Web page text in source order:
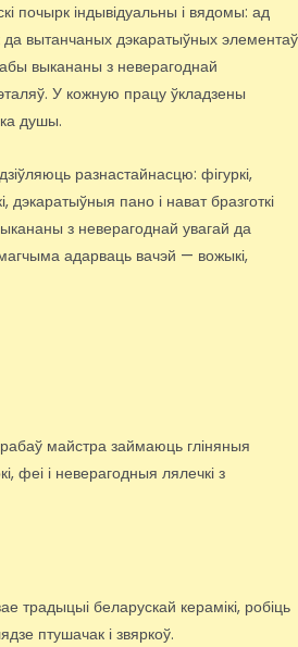
почырк індывідуальны і вядомы: ад
да вытанчаных дэкаратыўных элементаў
выкананы з неверагоднай
У кожную працу ўкладзены
душы.
разнастайнасцю: фігуркі,
дэкаратыўныя пано і нават бразготкі
з неверагоднай увагай да
адарваць вачэй — вожыкі,
майстра займаюць гліняныя
феі і неверагодныя лялечкі з
традыцыі беларускай керамікі, робіць
птушачак і звяркоў.